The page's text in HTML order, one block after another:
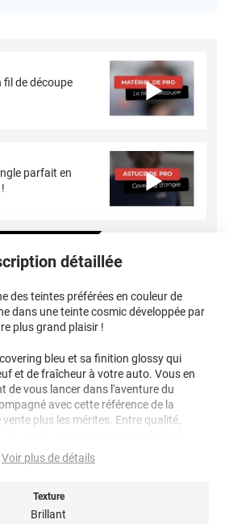
de découpe
parfait en
détaillée
des teintes préférées en couleur de
dans une teinte cosmic développée par
plus grand plaisir !
bleu et sa finition glossy qui
et de fraîcheur à votre auto. Vous en
de vous lancer dans l'aventure du
avec cette référence de la
plus les mérites. Entre qualité,
grâce à ses micro canaux d'évacuation
plis ni bulles !
Voir plus de détails
Texture
Brillant